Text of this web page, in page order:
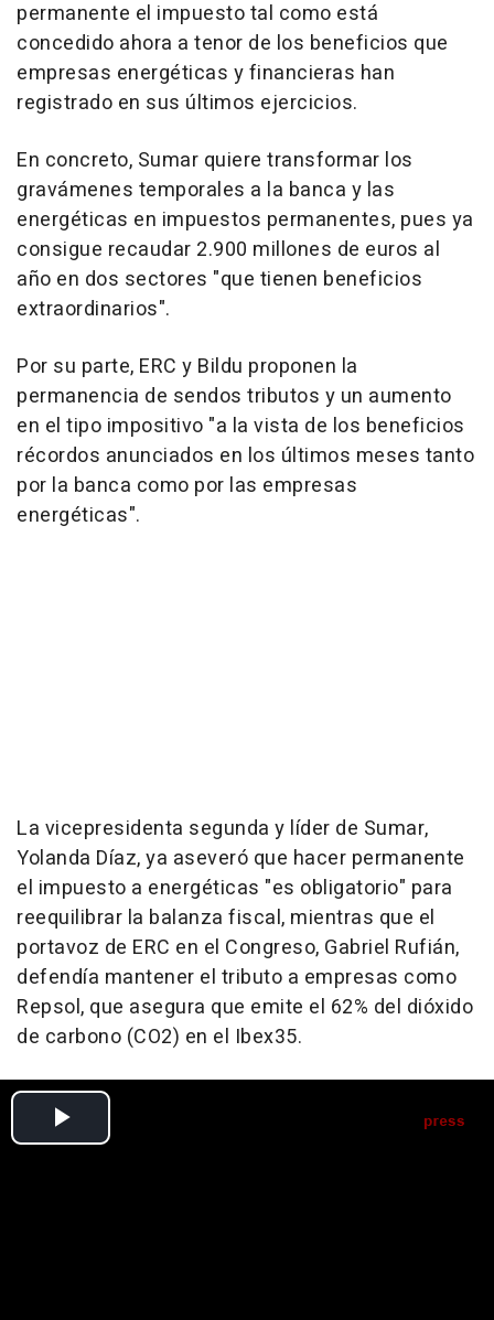
permanente el impuesto tal como está
concedido ahora a tenor de los beneficios que
empresas energéticas y financieras han
registrado en sus últimos ejercicios.
En concreto, Sumar quiere transformar los
gravámenes temporales a la banca y las
energéticas en impuestos permanentes, pues ya
consigue recaudar 2.900 millones de euros al
año en dos sectores "que tienen beneficios
extraordinarios".
Por su parte, ERC y Bildu proponen la
permanencia de sendos tributos y un aumento
en el tipo impositivo "a la vista de los beneficios
récordos anunciados en los últimos meses tanto
por la banca como por las empresas
energéticas".
La vicepresidenta segunda y líder de Sumar,
Yolanda Díaz, ya aseveró que hacer permanente
el impuesto a energéticas "es obligatorio" para
reequilibrar la balanza fiscal, mientras que el
portavoz de ERC en el Congreso, Gabriel Rufián,
defendía mantener el tributo a empresas como
Repsol, que asegura que emite el 62% del dióxido
de carbono (CO2) en el Ibex35.